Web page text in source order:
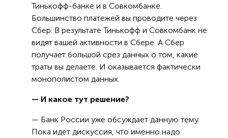
Тинькофф-банке и в Совкомбанке.
Большинство платежей вы проводите через
Сбер. В результате Тинькофф и Совкомбанк не
видят вашей активности в Сбере. А Сбер
получает большой срез данных о том, какие
траты вы делаете. И оказывается фактически
монополистом данных.
— И какое тут решение?
— Банк России уже обсуждает данную тему.
Пока идет дискуссия, что именно надо